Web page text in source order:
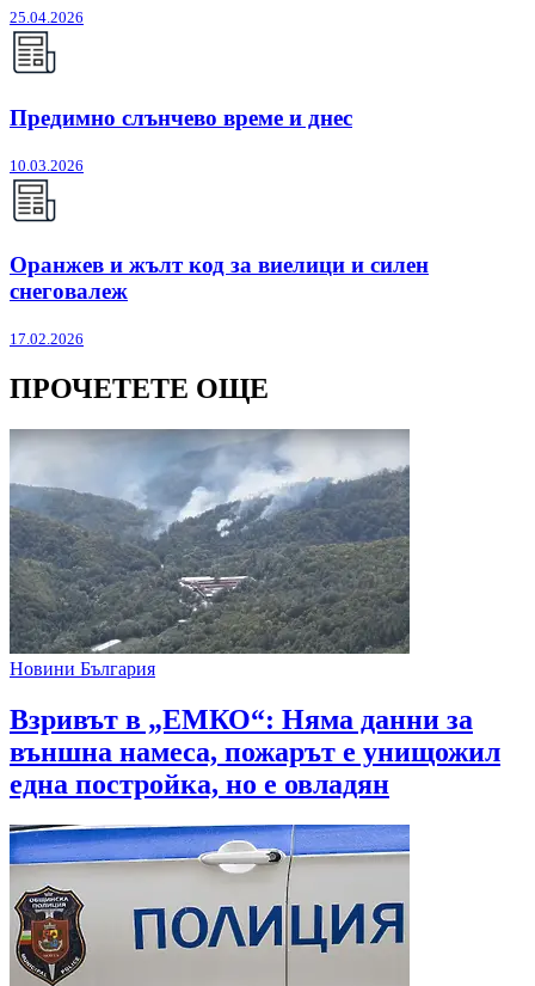
25.04.2026
Предимно слънчево време и днес
10.03.2026
Оранжев и жълт код за виелици и силен
снеговалеж
17.02.2026
ПРОЧЕТЕТЕ ОЩЕ
Новини България
Взривът в „ЕМКО“: Няма данни за
външна намеса, пожарът е унищожил
една постройка, но е овладян